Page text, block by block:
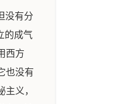
没有分
的成气
西方
也没有
义，